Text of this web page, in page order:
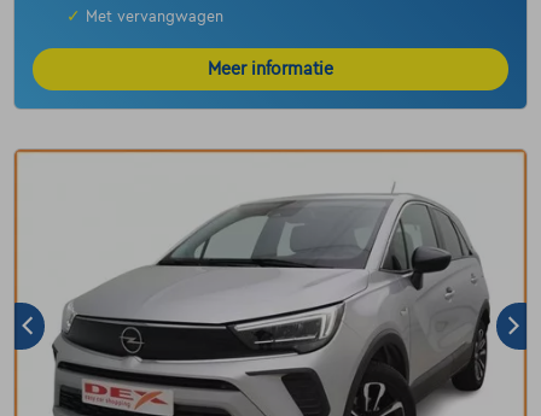
✓
Met vervangwagen
Meer informatie